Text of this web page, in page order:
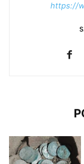
https://